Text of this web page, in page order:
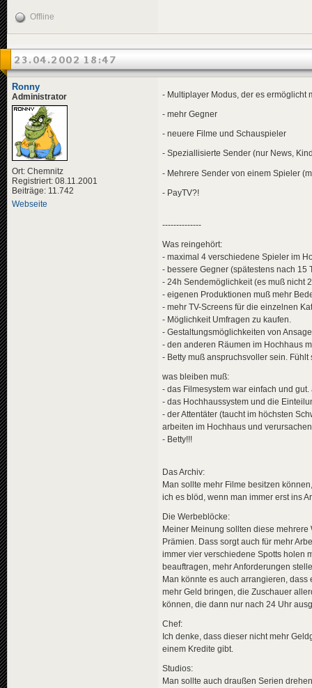
Offline
23.04.2002 18:47
Ronny
Administrator
Ort: Chemnitz
Registriert: 08.11.2001
Beiträge: 11.742
Webseite
- Multiplayer Modus, der es ermöglicht
- mehr Gegner
- neuere Filme und Schauspieler
- Speziallisierte Sender (nur News,
- Mehrere Sender von einem Spieler
- PayTV?!
--------------
Was reingehört:
- maximal 4 verschiedene Spieler im
- bessere Gegner (spätestens nach 15
- 24h Sendemöglichkeit (es muß nicht
- eigenen Produktionen muß mehr
- mehr TV-Screens für die einzelnen
- Möglichkeit Umfragen zu kaufen.
- Gestaltungsmöglichkeiten von
- den anderen Räumen im Hochhaus
- Betty muß anspruchsvoller sein.
was bleiben muß:
- das Filmesystem war einfach und
- das Hochhaussystem und die
- der Attentäter (taucht im höchsten
arbeiten im Hochhaus und
- Betty!!!
Das Archiv:
Man sollte mehr Filme besitzen
ich es blöd, wenn man immer erst ins
Die Werbeblöcke:
Meiner Meinung sollten diese mehrere
Prämien. Dass sorgt auch für mehr
immer vier verschiedene Spotts holen
beauftragen, mehr Anforderungen
Man könnte es auch arrangieren,
mehr Geld bringen, die Zuschauer
können, die dann nur nach 24 Uhr
Chef:
Ich denke, dass dieser nicht mehr
einem Kredite gibt.
Studios:
Man sollte auch draußen Serien